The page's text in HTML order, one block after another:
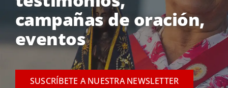
campañas de oración,
eventos
SUSCRÍBETE A NUESTRA NEWSLETTER